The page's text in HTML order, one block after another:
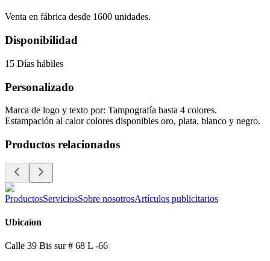
Venta en fábrica desde 1600 unidades.
Disponibilidad
15 Días hábiles
Personalizado
Marca de logo y texto por: Tampografía hasta 4 colores.
Estampación al calor colores disponibles oro, plata, blanco y negro.
Productos relacionados
ProductosServiciosSobre nosotrosArtículos publicitarios
Ubicaíon
Calle 39 Bis sur # 68 L -66